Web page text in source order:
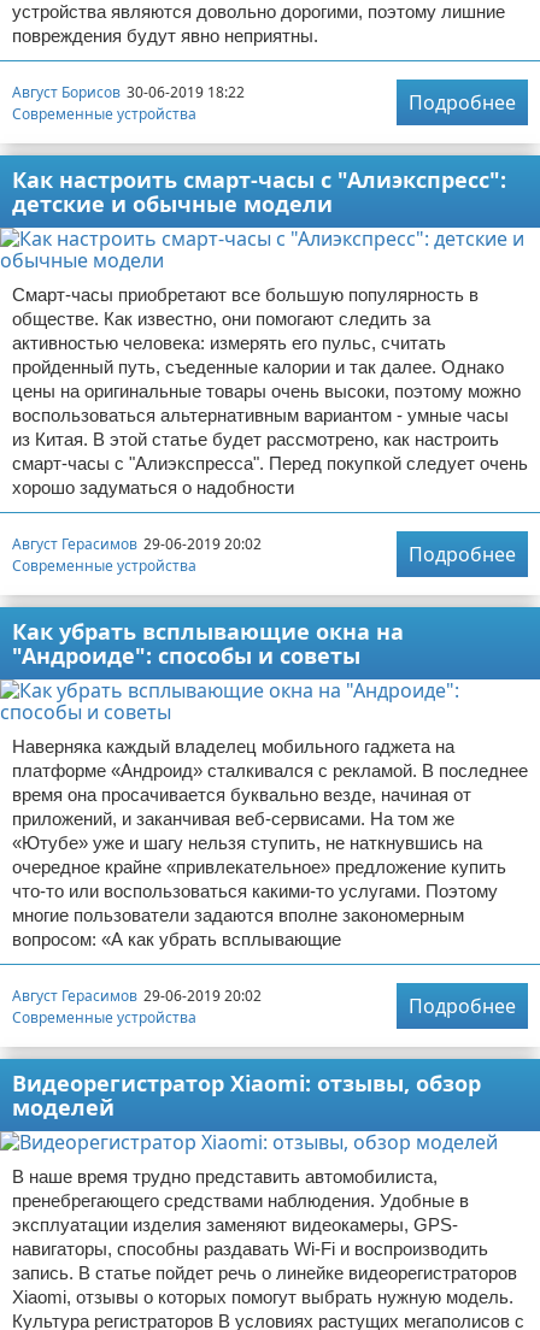
устройства являются довольно дорогими, поэтому лишние
повреждения будут явно неприятны.
Август Борисов 30-06-2019 18:22
Современные устройства
Подробнее
Как настроить смарт-часы с "Алиэкспресс":
детские и обычные модели
Смарт-часы приобретают все большую популярность в
обществе. Как известно, они помогают следить за
активностью человека: измерять его пульс, считать
пройденный путь, съеденные калории и так далее. Однако
цены на оригинальные товары очень высоки, поэтому можно
воспользоваться альтернативным вариантом - умные часы
из Китая. В этой статье будет рассмотрено, как настроить
смарт-часы с "Алиэкспресса". Перед покупкой следует очень
хорошо задуматься о надобности
Август Герасимов 29-06-2019 20:02
Современные устройства
Подробнее
Как убрать всплывающие окна на
"Андроиде": способы и советы
Наверняка каждый владелец мобильного гаджета на
платформе «Андроид» сталкивался с рекламой. В последнее
время она просачивается буквально везде, начиная от
приложений, и заканчивая веб-сервисами. На том же
«Ютубе» уже и шагу нельзя ступить, не наткнувшись на
очередное крайне «привлекательное» предложение купить
что-то или воспользоваться какими-то услугами. Поэтому
многие пользователи задаются вполне закономерным
вопросом: «А как убрать всплывающие
Август Герасимов 29-06-2019 20:02
Современные устройства
Подробнее
Видеорегистратор Xiaomi: отзывы, обзор
моделей
В наше время трудно представить автомобилиста,
пренебрегающего средствами наблюдения. Удобные в
эксплуатации изделия заменяют видеокамеры, GPS-
навигаторы, способны раздавать Wi-Fi и воспроизводить
запись. В статье пойдет речь о линейке видеорегистраторов
Xiaomi, отзывы о которых помогут выбрать нужную модель.
Культура регистраторов В условиях растущих мегаполисов с